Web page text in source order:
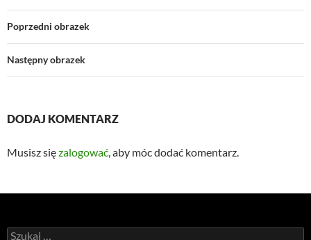
Poprzedni obrazek
Następny obrazek
DODAJ KOMENTARZ
Musisz sięzalogować, aby móc dodać komentarz.
Szukaj: